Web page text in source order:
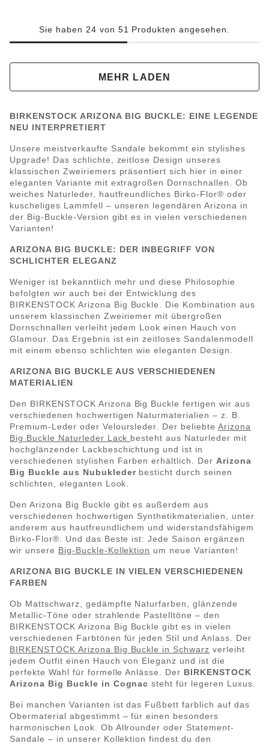
Sie haben 24 von 51 Produkten angesehen.
MEHR LADEN
BIRKENSTOCK ARIZONA BIG BUCKLE: EINE LEGENDE
NEU INTERPRETIERT
Unsere meistverkaufte Sandale bekommt ein stylishes
Upgrade! Das schlichte, zeitlose Design unseres
klassischen Zweiriemers präsentiert sich hier in einer
eleganten Variante mit extragroßen Dornschnallen. Ob
weiches Naturleder, hautfreundliches Birko-Flor® oder
kuscheliges Lammfell – unseren legendären Arizona in
der Big-Buckle-Version gibt es in vielen verschiedenen
Varianten!
ARIZONA BIG BUCKLE: DER INBEGRIFF VON
SCHLICHTER ELEGANZ
Weniger ist bekanntlich mehr und diese Philosophie
befolgten wir auch bei der Entwicklung des
BIRKENSTOCK Arizona Big Buckle. Die Kombination aus
unserem klassischen Zweiriemer mit übergroßen
Dornschnallen verleiht jedem Look einen Hauch von
Glamour. Das Ergebnis ist ein zeitloses Sandalenmodell
mit einem ebenso schlichten wie eleganten Design.
ARIZONA BIG BUCKLE AUS VERSCHIEDENEN
MATERIALIEN
Den BIRKENSTOCK Arizona Big Buckle fertigen wir aus
verschiedenen hochwertigen Naturmaterialien – z. B.
Premium-Leder oder Veloursleder. Der beliebteArizona
Big Buckle Naturleder Lack besteht aus Naturleder mit
hochglänzender Lackbeschichtung und ist in
verschiedenen stylishen Farben erhältlich. Der Arizona
Big Buckle aus Nubuklederbesticht durch seinen
schlichten, eleganten Look.
Den Arizona Big Buckle gibt es außerdem aus
verschiedenen hochwertigen Synthetikmaterialien, unter
anderem aus hautfreundlichem und widerstandsfähigem
Birko-Flor®. Und das Beste ist: Jede Saison ergänzen
wir unsere Big-Buckle-Kollektion um neue Varianten!
ARIZONA BIG BUCKLE IN VIELEN VERSCHIEDENEN
FARBEN
Ob Mattschwarz, gedämpfte Naturfarben, glänzende
Metallic-Töne oder strahlende Pastelltöne – den
BIRKENSTOCK Arizona Big Buckle gibt es in vielen
verschiedenen Farbtönen für jeden Stil und Anlass. Der
BIRKENSTOCK Arizona Big Buckle in Schwarz verleiht
jedem Outfit einen Hauch von Eleganz und ist die
perfekte Wahl für formelle Anlässe. Der BIRKENSTOCK
Arizona Big Buckle in Cognac steht für legeren Luxus.
Bei manchen Varianten ist das Fußbett farblich auf das
Obermaterial abgestimmt – für einen besonders
harmonischen Look. Ob Allrounder oder Statement-
Sandale – in unserer Kollektion findest du den